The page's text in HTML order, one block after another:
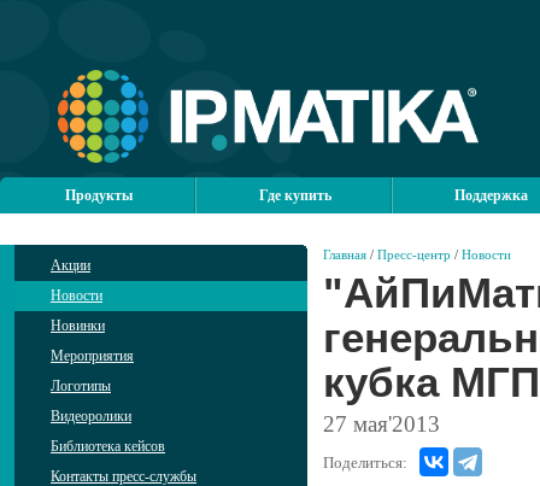
Продукты Где купить Поддержка
Акции
Новости
Новинки
Мероприятия
Логотипы
Видеоролики
Библиотека кейсов
Контакты пресс-службы
Главная / Пресс-центр / Новости
кубка
27 мая'2013
Поделиться: